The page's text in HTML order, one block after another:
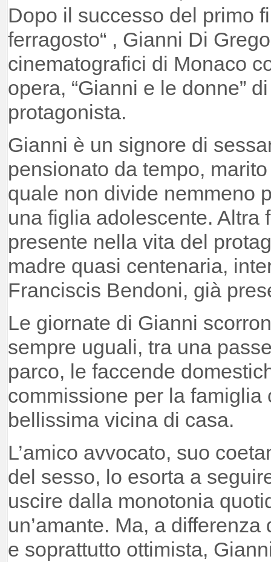
Dopo il successo del primo
ferragosto“ , Gianni Di
cinematografici di Monaco
opera, “Gianni e le donne”
protagonista.
Gianni è un signore di
pensionato da tempo,
quale non divide nemmeno
una figlia adolescente. Altra
presente nella vita del
madre quasi centenaria,
Franciscis Bendoni, già
Le giornate di Gianni
sempre uguali, tra una
parco, le faccende
commissione per la famiglia
bellissima vicina di casa.
L’amico avvocato, suo
del sesso, lo esorta a
uscire dalla monotonia
un’amante. Ma, a differenza
e soprattutto ottimista,